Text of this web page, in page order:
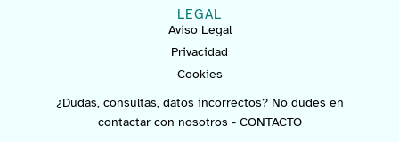
LEGAL
Aviso Legal
Privacidad
Cookies
¿Dudas, consultas, datos incorrectos? No dudes en
contactar con nosotros - CONTACTO